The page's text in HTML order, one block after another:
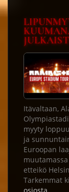
Itävaltaan,
myyty
ja
Euroopan
etteikö
Tarkemmat